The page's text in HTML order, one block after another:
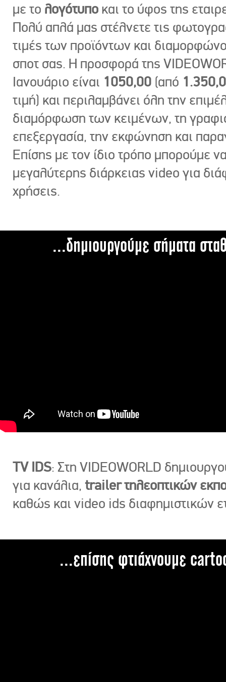
με το λογότυπο και το ύφος της
Πολύ απλά μας στέλνετε τις
τιμές των προϊόντων και
σποτ σας. Η προσφορά της
Ιανουάριο είναι 1050,00 (από
τιμή) και περιλαμβάνει όλη την
διαμόρφωση των κειμένων, τη
επεξεργασία, την εκφώνηση και
Επίσης με τον ίδιο τρόπο μπορούμε
μεγαλύτερης διάρκειας video για
χρήσεις.
...δημιουργούμε σήματα
TV IDS: Στη VIDEOWORLD
για κανάλια, trailer τηλεοπτικών
καθώς και video ids διαφημιστικών
...επίσης φτιάχνουμε